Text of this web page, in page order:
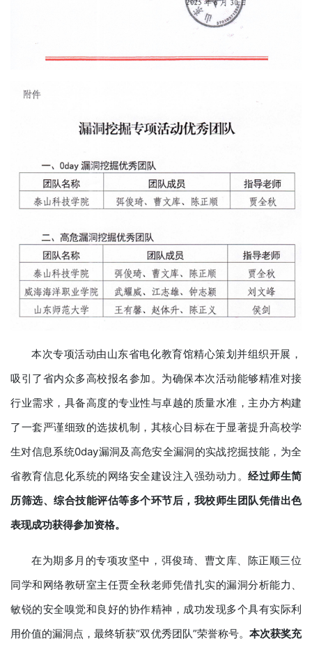
本次专项活动由山东省电化教育馆精心策划并组织开展，
吸引了省内众多高校报名参加。为确保本次活动能够精准对接
行业需求，具备高度的专业性与卓越的质量水准，主办方构建
了一套严谨细致的选拔机制，其核心目标在于显著提升高校学
生对信息系统0day漏洞及高危安全漏洞的实战挖掘技能，为全
省教育信息化系统的网络安全建设注入强劲动力。 经过师生简
历筛选、 综合技能评估等多个环节后 ， 我校师生团队凭借出色
表现成功获得参加资格。
在为期多月的专项攻坚中，弭俊琦、曹文库、陈正顺三位
同学和网络教研室主任贾全秋老师凭借扎实的漏洞分析能力、
敏锐的安全嗅觉和良好的协作精神，成功发现多个具有实际利
用价值的漏洞点，最终斩获“双优秀团队”荣誉称号。 本次获奖充